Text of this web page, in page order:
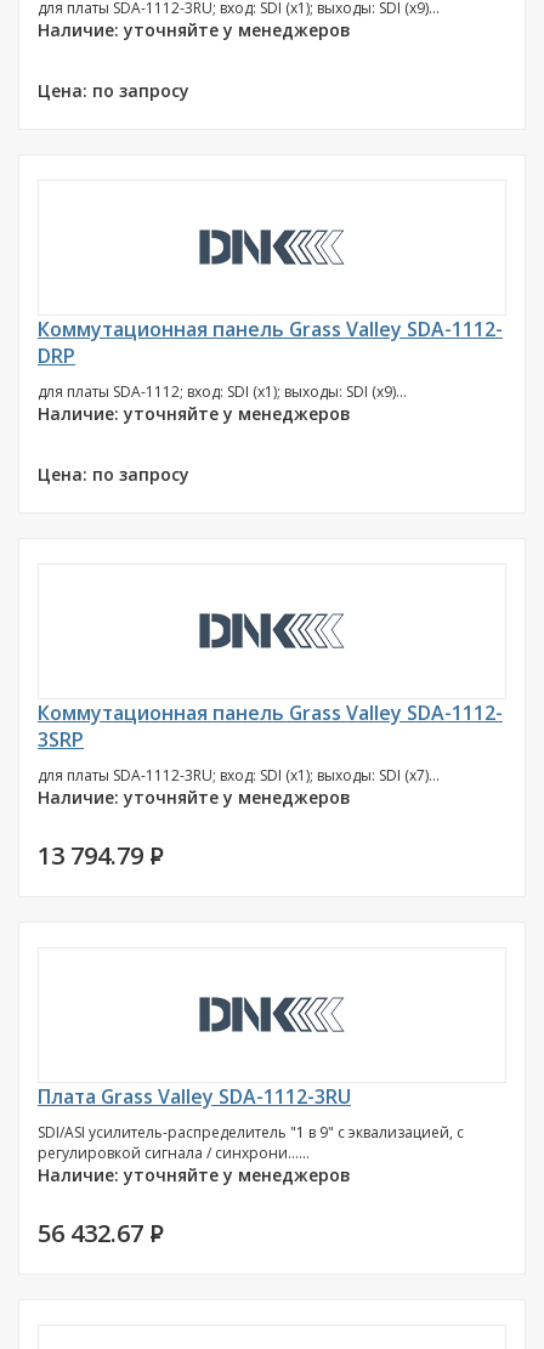
для платы SDA-1112-3RU; вход: SDI (х1); выходы: SDI (х9)...
Наличие: уточняйте у менеджеров
Цена: по запросу
Коммутационная панель Grass Valley SDA-1112-
DRP
для платы SDA-1112; вход: SDI (х1); выходы: SDI (х9)...
Наличие: уточняйте у менеджеров
Цена: по запросу
Коммутационная панель Grass Valley SDA-1112-
3SRP
для платы SDA-1112-3RU; вход: SDI (х1); выходы: SDI (х7)...
Наличие: уточняйте у менеджеров
13 794.79 P
Плата Grass Valley SDA-1112-3RU
SDI/ASI усилитель-распределитель "1 в 9" с эквализацией, с
регулировкой сигнала / синхрони......
Наличие: уточняйте у менеджеров
56 432.67 P